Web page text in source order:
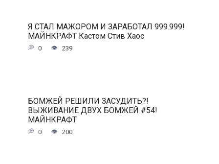
Я СТАЛ МАЖОРОМ И ЗАРАБОТАЛ 999.999!
МАЙНКРАФТ Кастом Стив Хаос
0 239
БОМЖЕЙ РЕШИЛИ ЗАСУДИТЬ?!
ВЫЖИВАНИЕ ДВУХ БОМЖЕЙ #54!
МАЙНКРАФТ
0 200